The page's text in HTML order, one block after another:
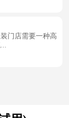
门店需要一种高